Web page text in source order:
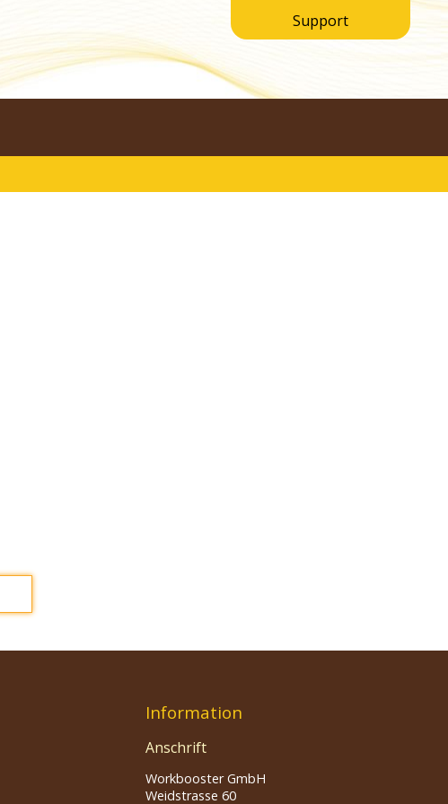
Support
Information
Anschrift
Workbooster GmbH
Weidstrasse 60